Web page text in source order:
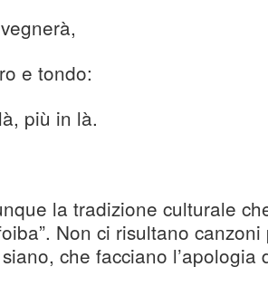
e tondo:
più in là.
la tradizione culturale
Non ci risultano
che facciano